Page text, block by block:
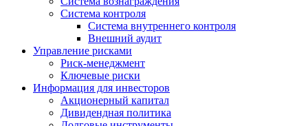
Система контроля
Система внутреннего контроля
Внешний аудит
Управление рисками
Риск-менеджмент
Ключевые риски
Информация для инвесторов
Акционерный капитал
Дивидендная политика